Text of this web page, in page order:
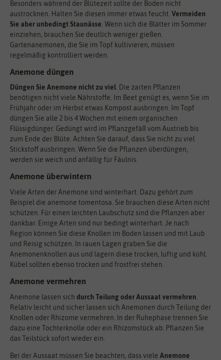
Besonders während der Blütezeit sollte der Boden nicht
austrocknen. Halten Sie diesen immer etwas feucht. Vermeiden
Sie aber unbedingt Staunässe . Wenn sich die Blätter im Sommer
einziehen, brauchen Sie deutlich weniger gießen.
Gartenanemonen, die Sie im Topf kultivieren, müssen
regelmäßig kontrolliert werden.
Anemone düngen
Düngen Sie Anemone nicht zu viel. Die zarten Pflanzen
benötigen nicht viele Nährstoffe. Im Beet genügt es, wenn Sie im
Frühjahr oder im Herbst etwas Kompost ausbringen. Im Topf
düngen Sie alle 2 bis 4 Wochen mit einem organischen
Flüssigdünger. Gedüngt wird im Pflanzgefäß vom Austrieb bis
zum Ende der Blüte. Achten Sie darauf, dass Sie nicht zu viel
Stickstoff ausbringen. Wenn Sie die Pflanzen überdüngen,
werden sie weich und anfällig für Fäulnis.
Anemone überwintern
Viele Arten der Anemone sind winterhart. Dazu gehört zum
Beispiel die anemone tomentosa. Sie brauchen diese Arten nicht
schützen. Für einen leichten Laubschutz sind die Pflanzen aber
dankbar. Einige Arten sind nur bedingt winterhart. Je nach
Region können Sie diese Knollen im Boden lassen und mit Laub
und Reisig schützen. In rauen Lagen graben Sie die
Anemonenknollen aus und lagern diese trocken, luftig und kühl.
Kübel sollten ebenso trocken und frostfrei stehen.
Anemone vermehren
Anemone lassen sich durch Teilung oder Aussaat vermehren
Relativ leicht und sicher lassen sich Anemonen durch Teilung der
Knollen oder Rhizome vermehren. In der Ruhephase trennen Sie
dazu eine Tochterknolle oder ein Rhizomstück ab. Pflanzen Sie
das Teilstück sofort wieder ein.
Bei der Aussaat müssen Sie beachten, dass viele Anemone